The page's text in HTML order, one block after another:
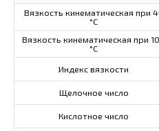
Вязкость кинематическая при
°С
Вязкость кинематическая при
°С
Индекс вязкости
Щелочное число
Кислотное число